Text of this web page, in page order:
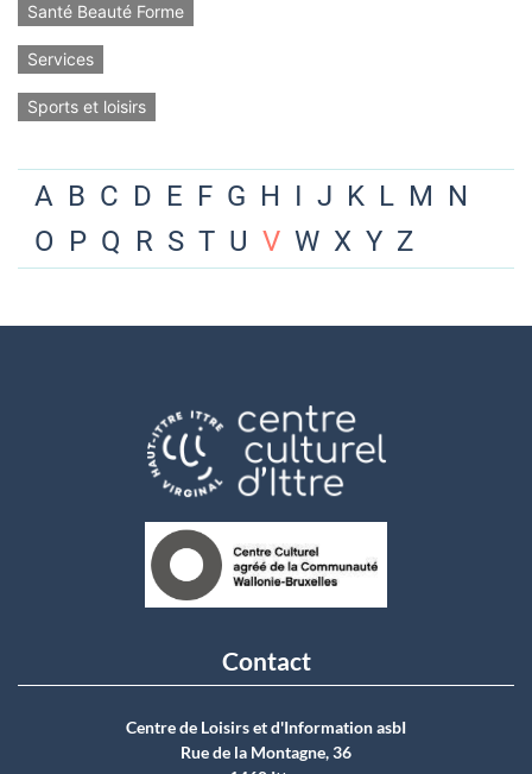
Santé Beauté Forme
Services
Sports et loisirs
A B C D E F G H I J K L M N
O P Q R S T U V W X Y Z
Contact
Centre de Loisirs et d'Information asbI
Rue de la Montagne, 36